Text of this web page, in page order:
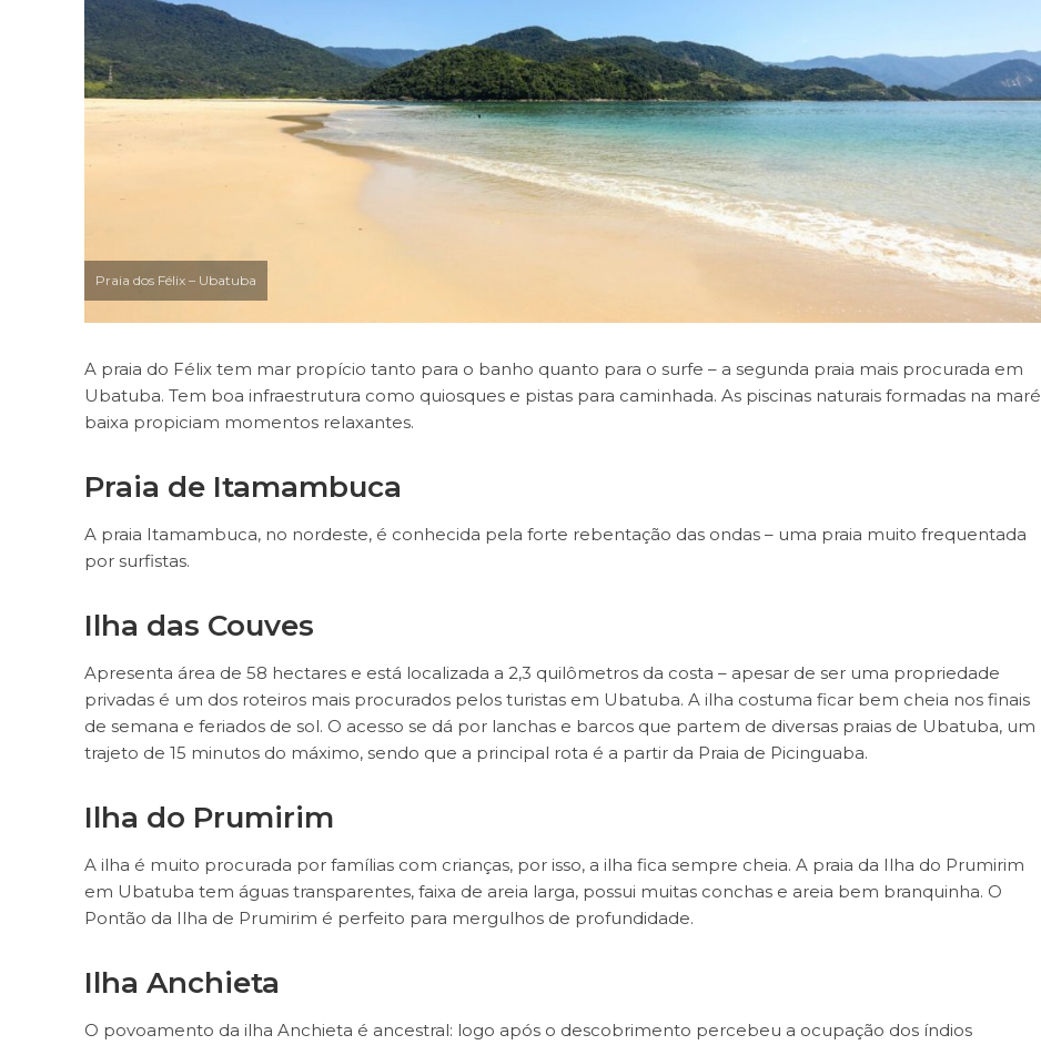
Praia dos Félix – Ubatuba
A praia do Félix tem mar propício tanto para o banho quanto para o surfe – a segunda praia mais procurada em
Ubatuba. Tem boa infraestrutura como quiosques e pistas para caminhada. As piscinas naturais formadas na maré
baixa propiciam momentos relaxantes.
Praia de Itamambuca
A praia Itamambuca, no nordeste, é conhecida pela forte rebentação das ondas – uma praia muito frequentada
por surfistas.
Ilha das Couves
Apresenta área de 58 hectares e está localizada a 2,3 quilômetros da costa – apesar de ser uma propriedade
privadas é um dos roteiros mais procurados pelos turistas em Ubatuba. A ilha costuma ficar bem cheia nos finais
de semana e feriados de sol. O acesso se dá por lanchas e barcos que partem de diversas praias de Ubatuba, um
trajeto de 15 minutos do máximo, sendo que a principal rota é a partir da Praia de Picinguaba.
Ilha do Prumirim
A ilha é muito procurada por famílias com crianças, por isso, a ilha fica sempre cheia. A praia da Ilha do Prumirim
em Ubatuba tem águas transparentes, faixa de areia larga, possui muitas conchas e areia bem branquinha. O
Pontão da Ilha de Prumirim é perfeito para mergulhos de profundidade.
Ilha Anchieta
O povoamento da ilha Anchieta é ancestral: logo após o descobrimento percebeu a ocupação dos índios